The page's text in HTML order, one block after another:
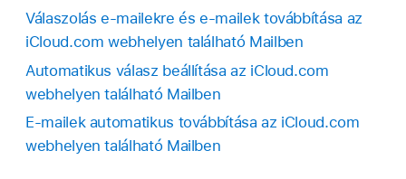
Válaszolás e‑mailekre és e‑mailek továbbítása az
iCloud.com webhelyen található Mailben
Automatikus válasz beállítása az iCloud.com
webhelyen található Mailben
E-mailek automatikus továbbítása az iCloud.com
webhelyen található Mailben